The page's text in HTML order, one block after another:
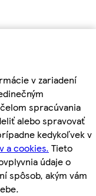
v zariadení
spracúvania
alebo spravovať
kedykoľvek v
a cookies. Tieto
údaje o
spôsob, akým vám